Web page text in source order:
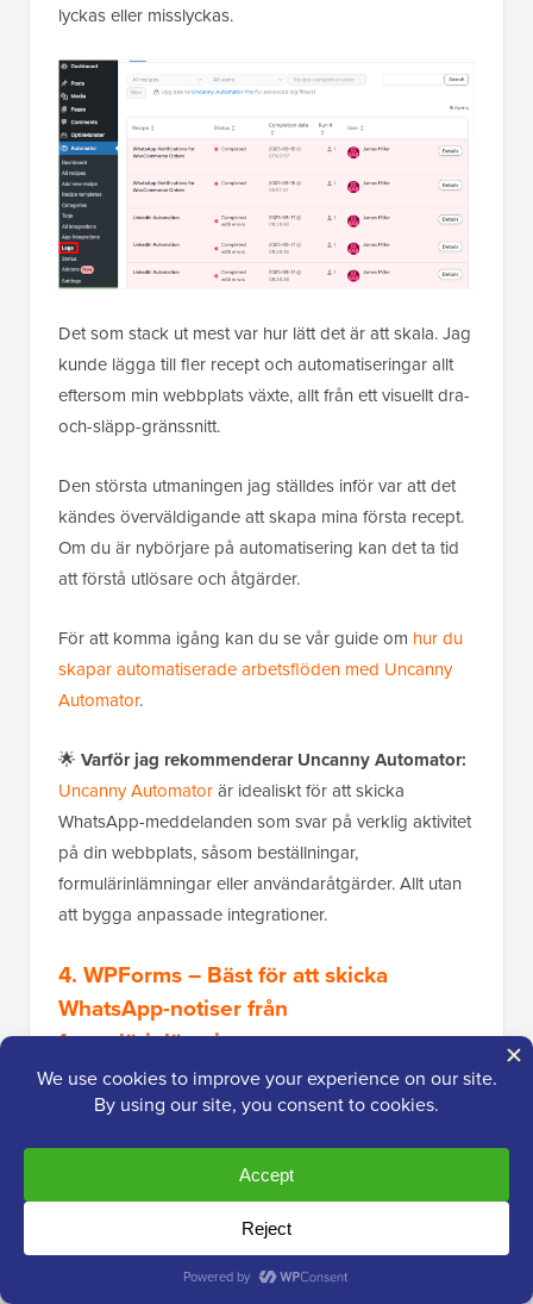
lyckas eller misslyckas.
Det som stack ut mest var hur lätt det är att skala. Jag
kunde lägga till fler recept och automatiseringar allt
eftersom min webbplats växte, allt från ett visuellt dra-
och-släpp-gränssnitt.
Den största utmaningen jag ställdes inför var att det
kändes överväldigande att skapa mina första recept.
Om du är nybörjare på automatisering kan det ta tid
att förstå utlösare och åtgärder.
För att komma igång kan du se vår guide om hur du
skapar automatiserade arbetsflöden med Uncanny
Automator.
🌟 Varför jag rekommenderar Uncanny Automator:
Uncanny Automatorär idealiskt för att skicka
WhatsApp-meddelanden som svar på verklig aktivitet
på din webbplats, såsom beställningar,
formulärinlämningar eller användaråtgärder. Allt utan
att bygga anpassade integrationer.
4. WPForms – Bäst för att skicka
WhatsApp-notiser från
formulärinlämningar